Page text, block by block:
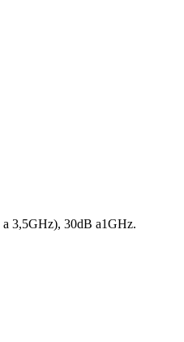
a 3,5GHz), 30dB a1GHz.